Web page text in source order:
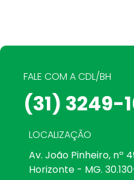
FALE COM A CDL/BH
(31) 3249-
LOCALIZAÇÃO
Av. João Pinheiro, nº
Horizonte - MG.